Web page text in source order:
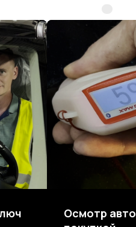
Осмотр